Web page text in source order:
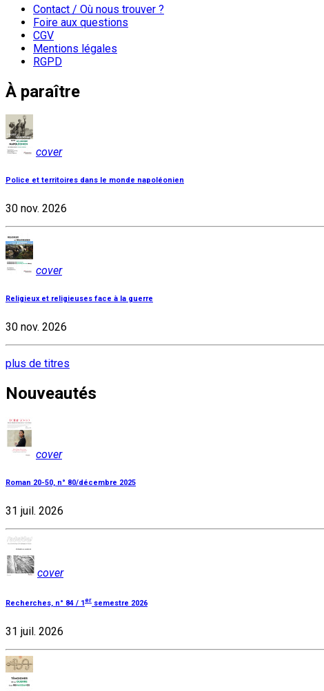
Contact / Où nous trouver ?
Foire aux questions
CGV
Mentions légales
RGPD
À paraître
cover
Police et territoires dans le monde napoléonien
30 nov. 2026
cover
Religieux et religieuses face à la guerre
30 nov. 2026
plus de titres
Nouveautés
cover
Roman 20-50, n° 80/décembre 2025
31 juil. 2026
cover
Recherches, n° 84 / 1er semestre 2026
31 juil. 2026